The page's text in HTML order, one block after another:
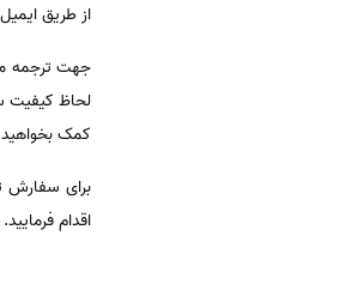
از طریق
کمک
برای سفارش
اقدام فرمایید.